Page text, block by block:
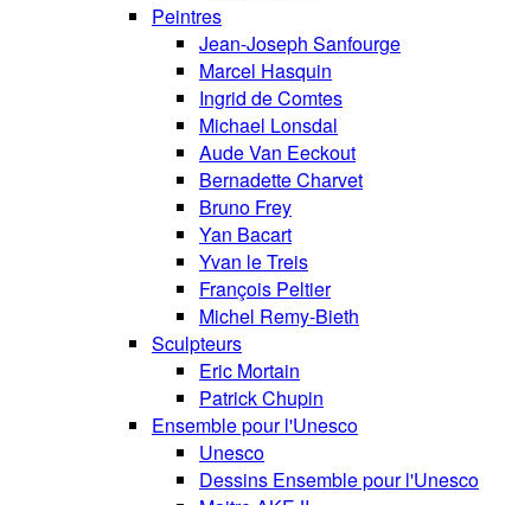
Peintres
Jean-Joseph Sanfourge
Marcel Hasquin
Ingrid de Comtes
Michael Lonsdal
Aude Van Eeckout
Bernadette Charvet
Bruno Frey
Yan Bacart
Yvan le Treis
François Peltier
Michel Remy-Bieth
Sculpteurs
Eric Mortain
Patrick Chupin
Ensemble pour l'Unesco
Unesco
Dessins Ensemble pour l'Unesco